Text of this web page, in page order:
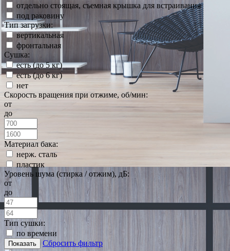
отдельно стоящая, съемная крышка для встраивания
под раковину
Тип загрузки:
вертикальная
фронтальная
Сушка:
есть (до 5 кг)
есть (до 6 кг)
нет
Скорость вращения при отжиме, об/мин:
от
до
Материал бака:
нерж. сталь
пластик
Уровень шума (стирка / отжим), дБ:
от
до
Тип сушки:
по времени
Показать Сбросить фильтр